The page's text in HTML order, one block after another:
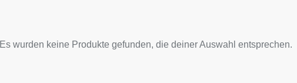
Es wurden keine Produkte gefunden, die deiner Auswahl entsprechen.